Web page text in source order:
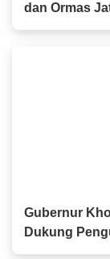
dan Ormas
Timur Tetap
Gubernur
Dukung
Akbar IGIC